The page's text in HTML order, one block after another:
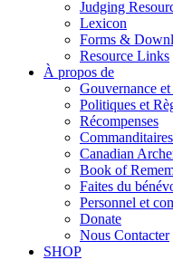
Judging
Lexicon
Forms &
Resource Links
À propos de
Gouvernance
Politiques et
Récompenses
Canadian
Book of
Faites du
Personnel et
Donate
Nous Contacter
SHOP